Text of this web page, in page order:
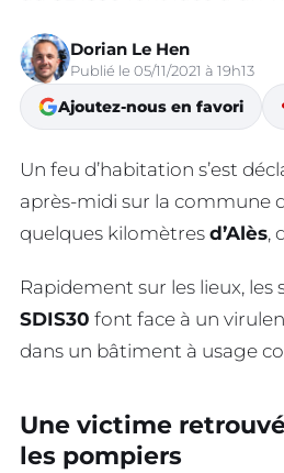
Dorian Le Hen
Publié le 05/11/2021 à 19h13
Ajoutez-nous en favori
Un feu d’habitation s’est
après-midi sur la commune
quelques kilomètres d’Alès,
Rapidement sur les lieux, les
SDIS30 font face à un
dans un bâtiment à usage
Une victime
les pompiers